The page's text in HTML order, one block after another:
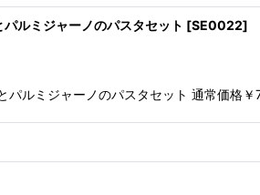
パルミジャーノのパスタセット [SE0022]
パルミジャーノのパスタセット 通常価